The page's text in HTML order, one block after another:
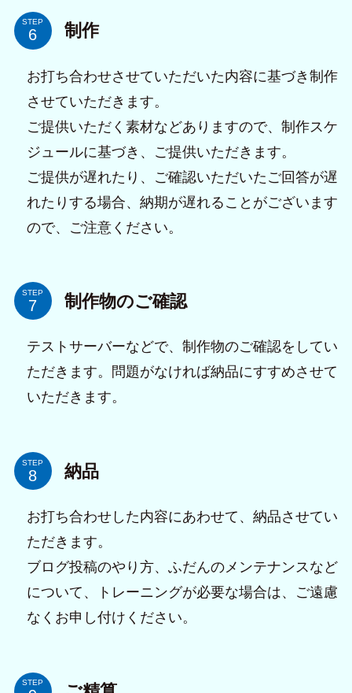
STEP 制作
お打ち合わせさせていただいた内容に基づき制作
させていただきます。
ご提供いただく素材などありますので、制作スケ
ジュールに基づき、ご提供いただきます。
ご提供が遅れたり、ご確認いただいたご回答が遅
れたりする場合、納期が遅れることがございます
ので、ご注意ください。
STEP 制作物のご確認
テストサーバーなどで、制作物のご確認をしてい
ただきます。問題がなければ納品にすすめさせて
いただきます。
STEP 納品
お打ち合わせした内容にあわせて、納品させてい
ただきます。
ブログ投稿のやり方、ふだんのメンテナンスなど
について、トレーニングが必要な場合は、ご遠慮
なくお申し付けください。
STEP